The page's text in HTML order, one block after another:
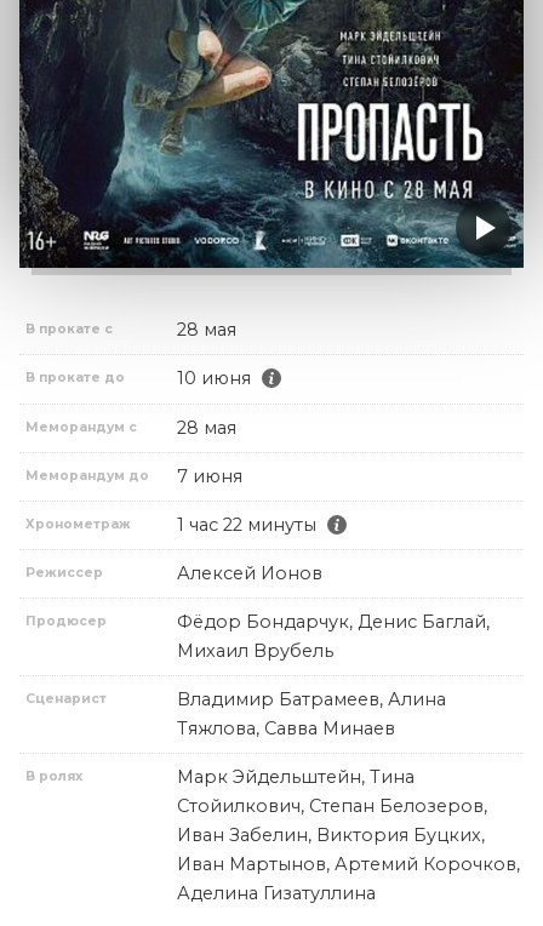
В прокате с 28 мая
В прокате до 10 июня
Меморандум с 28 мая
Меморандум до 7 июня
Хронометраж 1 час 22 минуты
Режиссер Алексей Ионов
Продюсер
Фёдор Бондарчук, Денис Баглай,
Михаил Врубель
Сценарист
Владимир Батрамеев, Алина
Тяжлова, Савва Минаев
В ролях
Марк Эйдельштейн, Тина
Стойилкович, Степан Белозеров,
Иван Забелин, Виктория Буцких,
Иван Мартынов, Артемий Корочков,
Аделина Гизатуллина